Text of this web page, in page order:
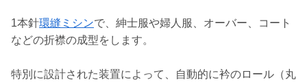
1本針環縫ミシンで、紳士服や婦人服、オーバー、コート
などの折襟の成型をします。
特別に設計された装置によって、自動的に衿のロール（丸